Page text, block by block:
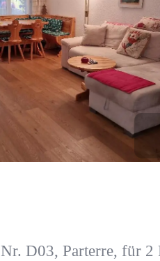
D03, Parterre, für 2